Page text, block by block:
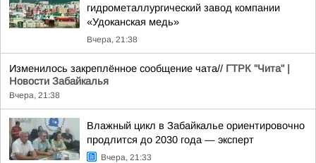
гидрометаллургический завод компании
«Удоканская медь»
Вчера, 21:38
Изменилось закреплённое сообщение чата// ГТРК "Чита" |
Новости Забайкалья
Вчера, 21:38
Влажный цикл в Забайкалье ориентировочно
продлится до 2030 года — эксперт
Вчера, 21:33